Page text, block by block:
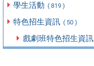
學生活動 ( 819 )
特色招生資訊 ( 50 )
戲劇班特色招生資訊